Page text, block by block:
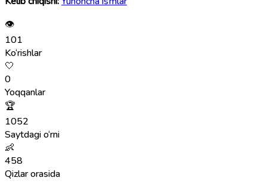
👁
101
Ko‘rishlar
🤍
0
Yoqqanlar
🏆
1052
Saytdagi o‘rni
👶
458
Qizlar orasida